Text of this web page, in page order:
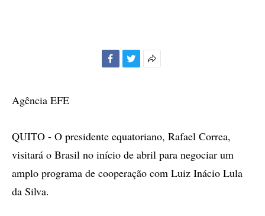
Agência EFE
QUITO - O presidente equatoriano, Rafael Correa,
visitará o Brasil no início de abril para negociar um
amplo programa de cooperação com Luiz Inácio Lula
da Silva.